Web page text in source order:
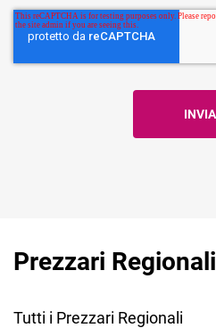
Prezzari Regionali
Tutti i Prezzari Regionali